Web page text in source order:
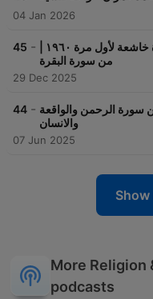
04 Jan 2026
45 -
من سورة البقرة
29 Dec 2025
44 - سورة الرحمن والواقعة
والانسان
07 Jun 2025
More Religion
podcasts